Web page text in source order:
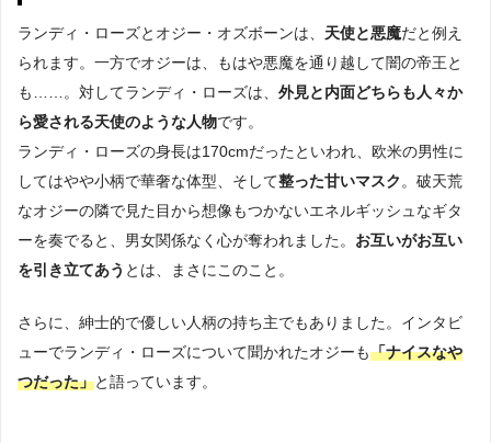
ランディ・ローズとオジー・オズボーンは、 天使と悪魔だと例え
られます。一方でオジーは、もはや悪魔を通り越して闇の帝王と
も……。対してランディ・ローズは、 外見と内面どちらも人々か
ら愛される天使のような人物です。
ランディ・ローズの身長は170cmだったといわれ、欧米の男性に
してはやや小柄で華奢な体型、そして整った甘いマスク 。破天荒
なオジーの隣で見た目から想像もつかないエネルギッシュなギタ
ーを奏でると、男女関係なく心が奪われました。 お互いがお互い
を引き立てあう とは、まさにこのこと。
さらに、紳士的で優しい人柄の持ち主でもありました。インタビ
ューでランディ・ローズについて聞かれたオジーも「ナイスなや
つだった」と語っています。